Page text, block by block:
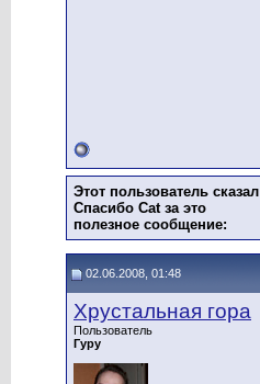
Этот пользователь сказал
Спасибо Cat за это
полезное сообщение:
02.06.2008, 01:48
Хрустальная гора
Пользователь
Гуру